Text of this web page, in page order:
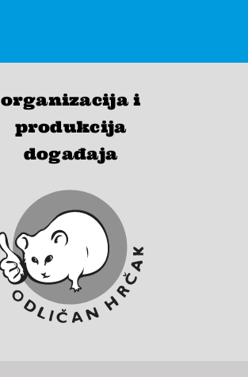
organizacija i
produkcija
događaja